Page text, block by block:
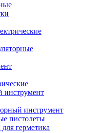
инструмент
инструмент
пистолеты
герметика